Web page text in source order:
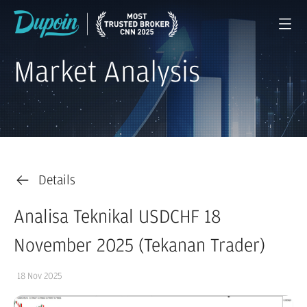
Market Analysis
Details
Analisa Teknikal USDCHF 18
November 2025 (Tekanan Trader)
18 Nov 2025